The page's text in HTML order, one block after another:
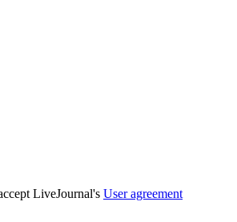
LiveJournal's User agreement